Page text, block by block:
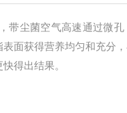
带尘菌空气高速通过微
面获得营养均匀和充分
得出结果。